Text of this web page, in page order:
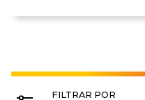
FILTRAR POR